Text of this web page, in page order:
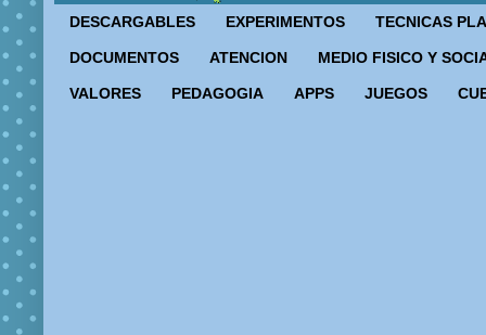
DESCARGABLES EXPERIMENTOS TECNICAS
DOCUMENTOS ATENCION MEDIO FISICO Y
VALORES PEDAGOGIA APPS JUEGOS